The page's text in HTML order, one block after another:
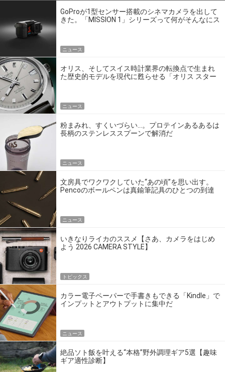
GoProが1型センサー搭載のシネマカメラを出して
きた。「MISSION 1」シリーズって何がそんなにス
ニュース
オリス、そしてスイス時計業界の転換点で生まれ
た歴史的モデルを現代に甦らせる「オリス スター
ニュース
粉まみれ、すくいづらい…。プロテインあるあるは
長柄のステンレススプーンで解消だ
ニュース
文房具でワクワクしていた“あの頃”を思い出す。
Pencoのボールペンは真鍮筆記具のひとつの到達
ニュース
いきなりライカのススメ【さあ、カメラをはじめ
よう 2026 CAMERA STYLE】
トピックス
カラー電子ペーパーで手書きもできる「Kindle」で
インプットとアウトプットに集中だ
ニュース
絶品ソト飯を叶える“本格”野外調理ギア5選【趣味
ギア適性診断】